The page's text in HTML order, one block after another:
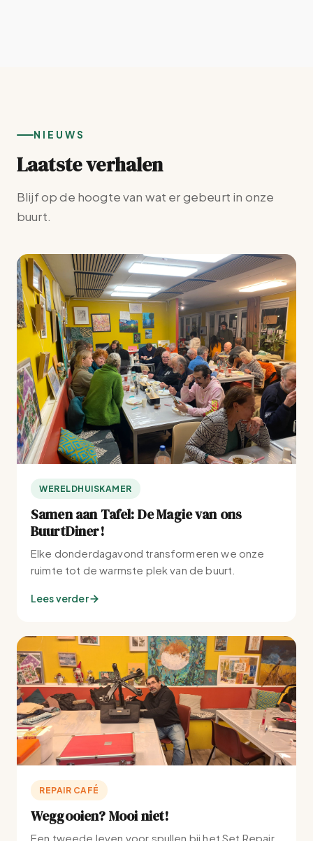
NIEUWS
Laatste verhalen
Blijf op de hoogte van wat er gebeurt in onze
buurt.
WERELDHUISKAMER
Samen aan Tafel: De Magie van ons
BuurtDiner!
Elke donderdagavond transformeren we onze
ruimte tot de warmste plek van de buurt.
Lees verder
REPAIR CAFÉ
Weggooien? Mooi niet!
Een tweede leven voor spullen bij het Set Repair